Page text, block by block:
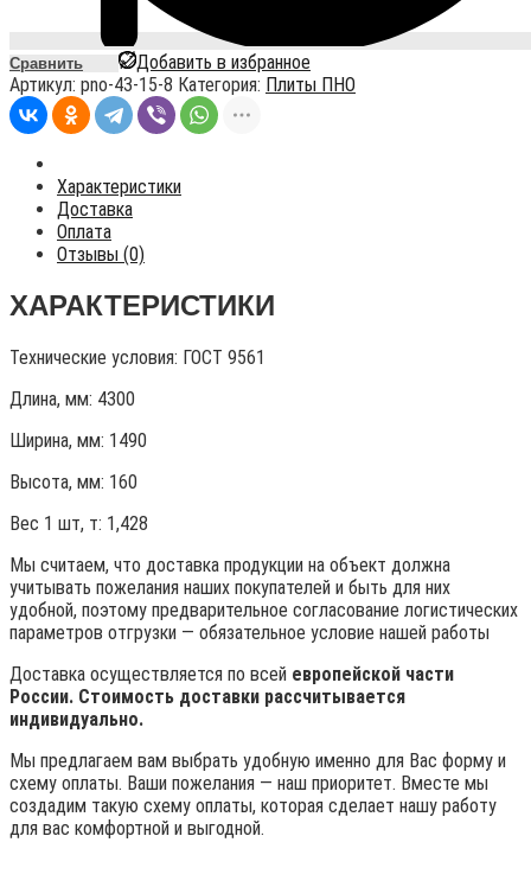
Сравнить
Добавить в избранное
Артикул: pno-43-15-8 Категория: Плиты ПНО
Характеристики
Доставка
Оплата
Отзывы (0)
ХАРАКТЕРИСТИКИ
Технические условия: ГОСТ 9561
Длина, мм: 4300
Ширина, мм: 1490
Высота, мм: 160
Вес 1 шт, т: 1,428
Мы считаем, что доставка продукции на объект должна
учитывать пожелания наших покупателей и быть для них
удобной, поэтому предварительное согласование логистических
параметров отгрузки — обязательное условие нашей работы
Доставка осуществляется по всей европейской части
России. Стоимость доставки рассчитывается
индивидуально.
Мы предлагаем вам выбрать удобную именно для Вас форму и
схему оплаты. Ваши пожелания — наш приоритет. Вместе мы
создадим такую схему оплаты, которая сделает нашу работу
для вас комфортной и выгодной.